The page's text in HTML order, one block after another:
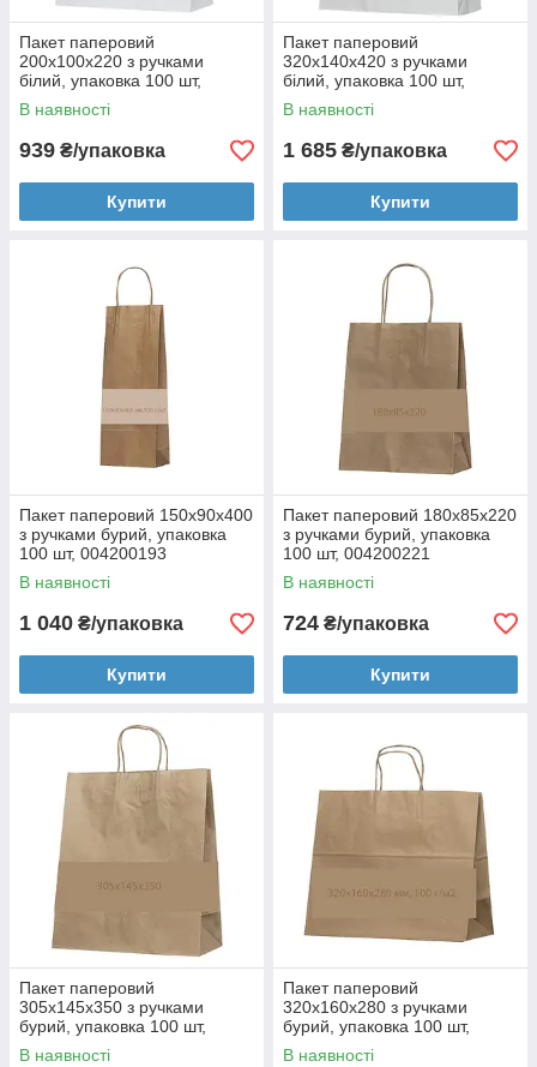
Пакет паперовий
200х100х220 з ручками
білий, упаковка 100 шт,
004200200
В наявності
939 ₴/упаковка
Купити
Пакет паперовий
320х140х420 з ручками
білий, упаковка 100 шт,
004200219
В наявності
1 685 ₴/упаковка
Купити
Пакет паперовий 150х90х400
з ручками бурий, упаковка
100 шт, 004200193
В наявності
1 040 ₴/упаковка
Купити
Пакет паперовий 180х85х220
з ручками бурий, упаковка
100 шт, 004200221
В наявності
724 ₴/упаковка
Купити
Пакет паперовий
305х145х350 з ручками
бурий, упаковка 100 шт,
004200163
В наявності
Пакет паперовий
320х160х280 з ручками
бурий, упаковка 100 шт,
004200209
В наявності